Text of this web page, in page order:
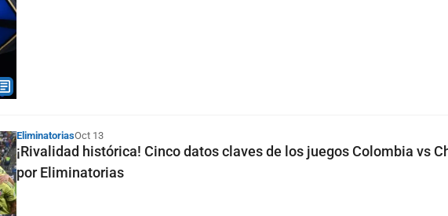
EliminatoriasOct 13
¡Rivalidad histórica! Cinco datos claves de los juegos Colombia vs
por Eliminatorias